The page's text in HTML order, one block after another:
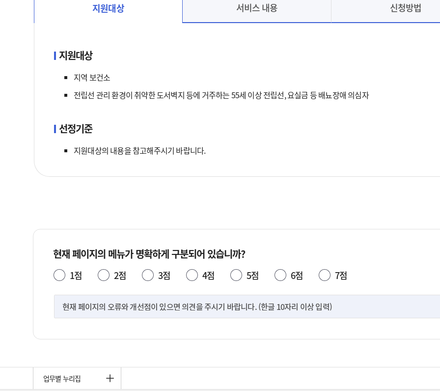
지원대상 서비스 내용 신청방법
지원대상
지역 보건소
전립선 관리 환경이 취약한 도서벽지 등에 거주하는 55세 이상 전립선, 요실금 등 배뇨장애 의심자
선정기준
지원대상의 내용을 참고해주시기 바랍니다.
현재 페이지의 메뉴가 명확하게 구분되어 있습니까?
1점 2점 3점 4점 5점 6점 7점
현재 페이지의 오류와 개선점이 있으면 의견을 주시기 바랍니다. (한글 10자리 이상 입력)
업무별 누리집